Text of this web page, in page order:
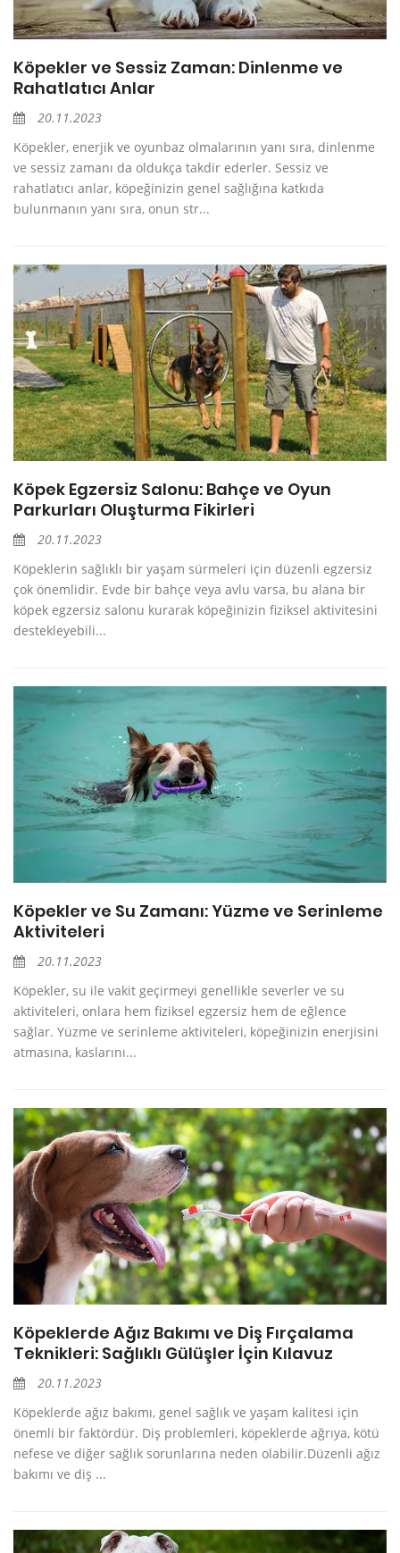
Köpekler ve Sessiz Zaman: Dinlenme ve
Rahatlatıcı Anlar
20.11.2023
Köpekler, enerjik ve oyunbaz olmalarının yanı sıra, dinlenme
ve sessiz zamanı da oldukça takdir ederler. Sessiz ve
rahatlatıcı anlar, köpeğinizin genel sağlığına katkıda
bulunmanın yanı sıra, onun str...
Köpek Egzersiz Salonu: Bahçe ve Oyun
Parkurları Oluşturma Fikirleri
20.11.2023
Köpeklerin sağlıklı bir yaşam sürmeleri için düzenli egzersiz
çok önemlidir. Evde bir bahçe veya avlu varsa, bu alana bir
köpek egzersiz salonu kurarak köpeğinizin fiziksel aktivitesini
destekleyebili...
Köpekler ve Su Zamanı: Yüzme ve Serinleme
Aktiviteleri
20.11.2023
Köpekler, su ile vakit geçirmeyi genellikle severler ve su
aktiviteleri, onlara hem fiziksel egzersiz hem de eğlence
sağlar. Yüzme ve serinleme aktiviteleri, köpeğinizin enerjisini
atmasına, kaslarını...
Köpeklerde Ağız Bakımı ve Diş Fırçalama
Teknikleri: Sağlıklı Gülüşler İçin Kılavuz
20.11.2023
Köpeklerde ağız bakımı, genel sağlık ve yaşam kalitesi için
önemli bir faktördür. Diş problemleri, köpeklerde ağrıya, kötü
nefese ve diğer sağlık sorunlarına neden olabilir.Düzenli ağız
bakımı ve diş ...